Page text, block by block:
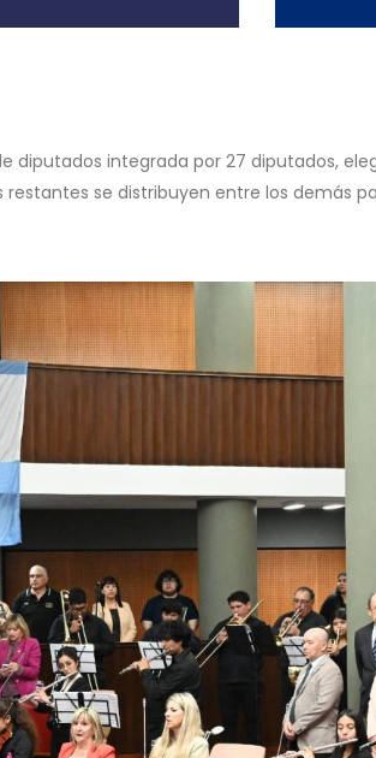
diputados integrada por 27 diputados,
restantes se distribuyen entre los demás